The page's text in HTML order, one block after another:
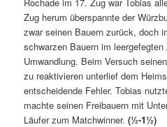
Zug herum überspannte der
zwar seinen Bauern zurück, doch
schwarzen Bauern im
Umwandlung. Beim Versuch
zu reaktivieren unterlief dem
entscheidende Fehler. Tobias
machte seinen Freibauern mit
Läufer zum Matchwinner.(½-1½)